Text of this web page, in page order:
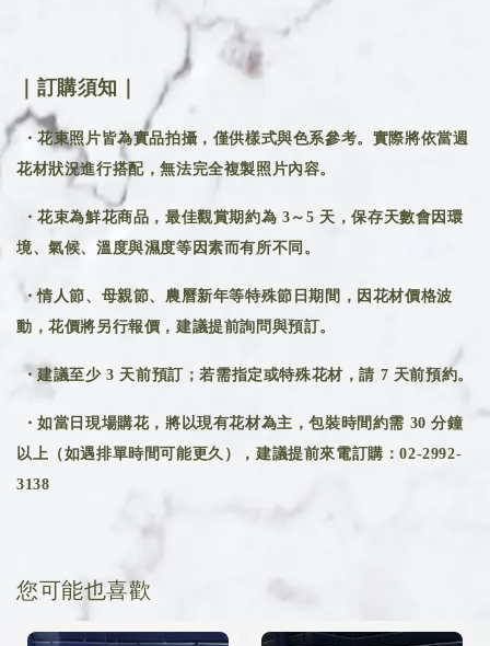
｜訂購須知｜
・花束照片皆為實品拍攝，僅供樣式與色系參考。實際將依當週
花材狀況進行搭配，無法完全複製照片內容。
・花束為鮮花商品，最佳觀賞期約為 3～5 天，保存天數會因環
境、氣候、溫度與濕度等因素而有所不同。
・情人節、母親節、農曆新年等特殊節日期間，因花材價格波
動，花價將另行報價，建議提前詢問與預訂。
・建議至少 3 天前預訂；若需指定或特殊花材，請 7 天前預約。
・如當日現場購花，將以現有花材為主，包裝時間約需 30 分鐘
以上（如遇排單時間可能更久），建議提前來電訂購：02-2992-
3138
您可能也喜歡